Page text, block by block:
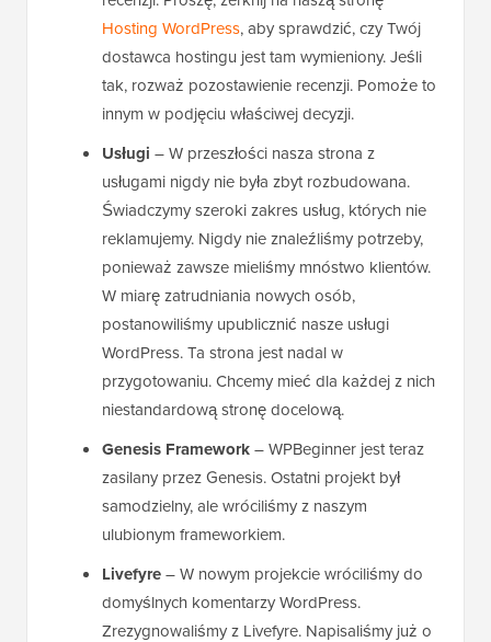
Hosting WordPress, aby sprawdzić, czy Twój
dostawca hostingu jest tam wymieniony. Jeśli
tak, rozważ pozostawienie recenzji. Pomoże to
innym w podjęciu właściwej decyzji.
Usługi – W przeszłości nasza strona z
usługami nigdy nie była zbyt rozbudowana.
Świadczymy szeroki zakres usług, których nie
reklamujemy. Nigdy nie znaleźliśmy potrzeby,
ponieważ zawsze mieliśmy mnóstwo klientów.
W miarę zatrudniania nowych osób,
postanowiliśmy upublicznić nasze usługi
WordPress. Ta strona jest nadal w
przygotowaniu. Chcemy mieć dla każdej z nich
niestandardową stronę docelową.
Genesis Framework– WPBeginner jest teraz
zasilany przez Genesis. Ostatni projekt był
samodzielny, ale wróciliśmy z naszym
ulubionym frameworkiem.
Livefyre– W nowym projekcie wróciliśmy do
domyślnych komentarzy WordPress.
Zrezygnowaliśmy z Livefyre. Napisaliśmy już o